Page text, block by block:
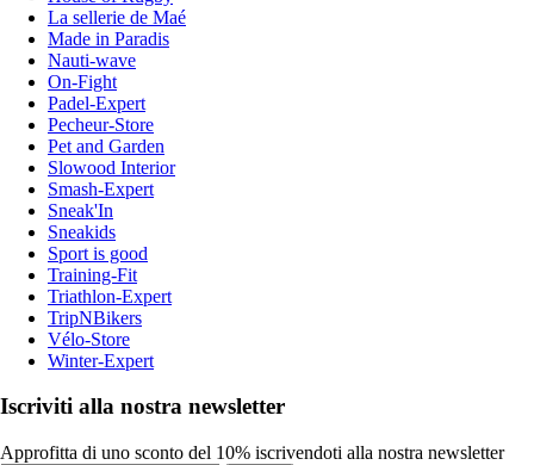
La sellerie de Maé
Made in Paradis
Nauti-wave
On-Fight
Padel-Expert
Pecheur-Store
Pet and Garden
Slowood Interior
Smash-Expert
Sneak'In
Sneakids
Sport is good
Training-Fit
Triathlon-Expert
TripNBikers
Vélo-Store
Winter-Expert
Iscriviti alla nostra newsletter
Approfitta di uno sconto del 10% iscrivendoti alla nostra newsletter